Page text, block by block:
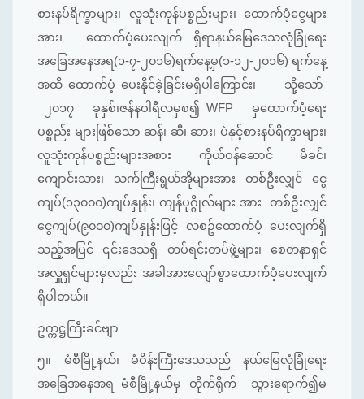
စားနပ်ရိက္ခာများ၊ လူသုံးကုန်ပစ္စည်းများ၊ ထောက်ပံ့ငွေများ
အား၊ ထောက်ပံ့ပေးလျက် ရှိရာနယ်မြေဒေသလုံခြုံရေး
အခြေအနေအရ(၁-၇-၂၀၁၆)ရက်နေ့မှ(၁-၁၂-၂၀၁၆) ရက်နေ့
အထိ ထောက်ပံ့ ပေးနိုင်ခဲ့ခြင်းမရှိပါကြောင်း၊ သို့သော်
၂၀၁၇ ခုနှစ်၊ဇန်နဝါရီလမှစ၍ WFP မှထောက်ပံ့ရေး
ပစ္စည်း များဖြစ်သော ဆန်၊ ဆီ၊ ဆား၊ ပဲနှင့်စားနပ်ရိက္ခာများ၊
လူသုံးကုန်ပစ္စည်းများအစား ကိုယ်ဝန်ဆောင် မိခင်၊
ကျောင်းသား၊ သက်ကြီးရွယ်အိုများအား တစ်ဦးလျှင် ငွေ
ကျပ်(၁၃၀၀၀)ကျပ်နှုန်း၊ ကျန်ပုဂ္ဂိုလ်များ အား တစ်ဦးလျှင်
ငွေကျပ်(၉၀၀၀)ကျပ်နှုန်းဖြင့် လစဥ်ထောက်ပံ့ ပေးလျက်ရှိ
သည့်အပြင် ၎င်းဒေသရှိ တပ်ရင်းတပ်ဖွဲ့များ၊ စေတနာရှင်
အလှူရှင်များမှလည်း အခါအားလျော်စွာထောက်ပံ့ပေးလျက်
ရှိပါတယ်။
ဥက္ကဋ္ဌကြီးခင်ဗျာ
၅။
မံစီမြို့နယ်၊ မံဝိန်းကြီးဒေသသည် နယ်မြေလုံခြုံရေး
အခြေအနေအရ မံစီမြို့နယ်မှ တိုက်ရိုက် သွားရောက်၍မ